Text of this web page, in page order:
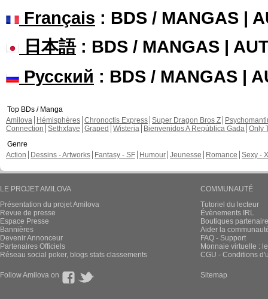
Français : BDS / MANGAS |
日本語: BDS / MANGAS |
Русский : BDS / MANGAS |
Top BDs / Manga
Amilova
Hémisphères Chronoctis Express Super Dragon Bros Z
Connection Sethxfaye Graped Wisteria Bienvenidos A República Gada Only
Genre
Action
Dessins - Artworks Fantasy - SF Humour Jeunesse Romance Sexy -
LE PROJET AMILOVA
Présentation du projet Amilova
Revue de presse
Espace Presse
Bannières
Devenir Annonceur
Partenaires Officiels
Réseau social poker, blogs stats classements
COMMUNAUTÉ
Tutoriel du lecteur
Évènements IRL
Boutiques
Aider la
FAQ - Support
Monnaie virtuelle :
CGU - Conditions
Follow Amilova on Sitemap